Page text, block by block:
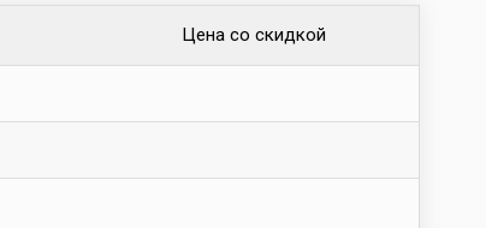
Цена со скидкой